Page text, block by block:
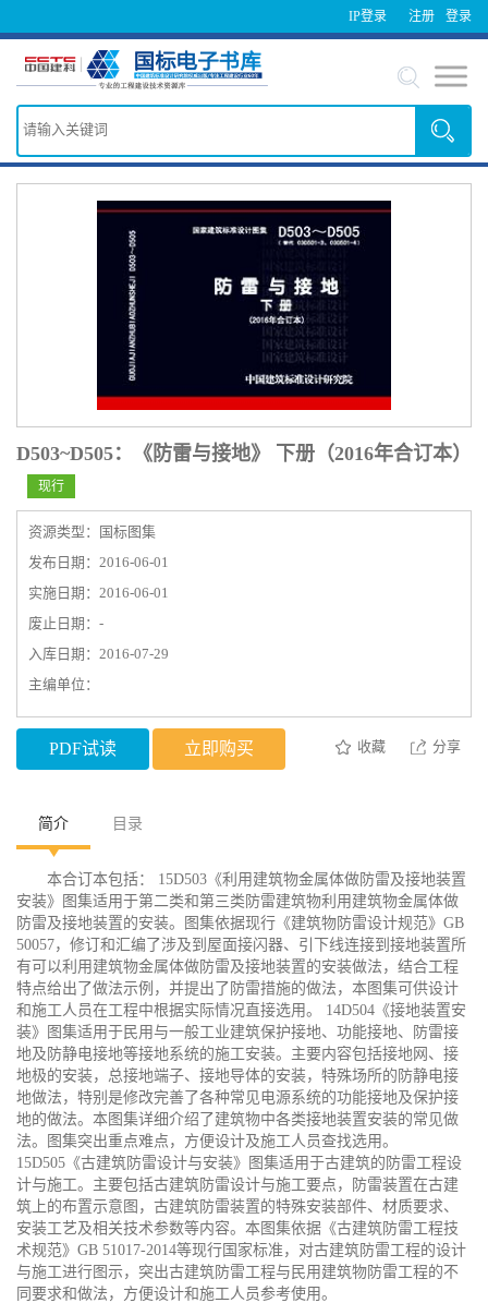
IP登录 登录
注册
D503~D505：《防雷与接地》 下册（2016年合订本）
现行
资源类型：国标图集
发布日期：2016-06-01
实施日期：2016-06-01
废止日期：-
入库日期：2016-07-29
主编单位：
PDF试读 立即购买 收藏 分享
简介 目录
本合订本包括： 15D503《利用建筑物金属体做防雷及接地装置
安装》图集适用于第二类和第三类防雷建筑物利用建筑物金属体做
防雷及接地装置的安装。图集依据现行《建筑物防雷设计规范》GB
50057，修订和汇编了涉及到屋面接闪器、引下线连接到接地装置所
有可以利用建筑物金属体做防雷及接地装置的安装做法，结合工程
特点给出了做法示例，并提出了防雷措施的做法，本图集可供设计
和施工人员在工程中根据实际情况直接选用。 14D504《接地装置安
装》图集适用于民用与一般工业建筑保护接地、功能接地、防雷接
地及防静电接地等接地系统的施工安装。主要内容包括接地网、接
地极的安装，总接地端子、接地导体的安装，特殊场所的防静电接
地做法，特别是修改完善了各种常见电源系统的功能接地及保护接
地的做法。本图集详细介绍了建筑物中各类接地装置安装的常见做
法。图集突出重点难点，方便设计及施工人员查找选用。
15D505《古建筑防雷设计与安装》图集适用于古建筑的防雷工程设
计与施工。主要包括古建筑防雷设计与施工要点，防雷装置在古建
筑上的布置示意图，古建筑防雷装置的特殊安装部件、材质要求、
安装工艺及相关技术参数等内容。本图集依据《古建筑防雷工程技
术规范》GB 51017-2014等现行国家标准，对古建筑防雷工程的设计
与施工进行图示，突出古建筑防雷工程与民用建筑物防雷工程的不
同要求和做法，方便设计和施工人员参考使用。